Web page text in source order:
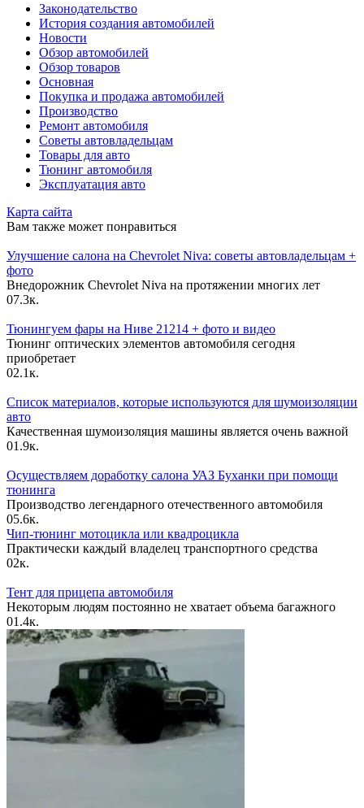
Законодательство
История создания автомобилей
Новости
Обзор автомобилей
Обзор товаров
Основная
Покупка и продажа автомобилей
Производство
Ремонт автомобиля
Советы автовладельцам
Товары для авто
Тюнинг автомобиля
Эксплуатация авто
Карта сайта
Вам также может понравиться
Улучшение салона на Chevrolet Niva: советы автовладельцам +
фото
Внедорожник Chevrolet Niva на протяжении многих лет
07.3к.
Тюнингуем фары на Ниве 21214 + фото и видео
Тюнинг оптических элементов автомобиля сегодня
приобретает
02.1к.
Список материалов, которые используются для шумоизоляции
авто
Качественная шумоизоляция машины является очень важной
01.9к.
Осуществляем доработку салона УАЗ Буханки при помощи
тюнинга
Производство легендарного отечественного автомобиля
05.6к.
Чип-тюнинг мотоцикла или квадроцикла
Практически каждый владелец транспортного средства
02к.
Тент для прицепа автомобиля
Некоторым людям постоянно не хватает объема багажного
01.4к.